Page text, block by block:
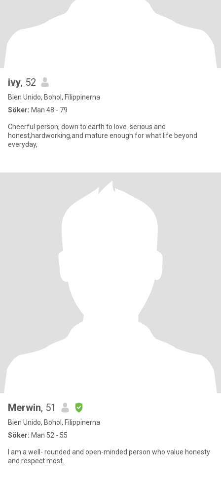
ivy, 52
Bien Unido, Bohol, Filippinerna
Söker: Man 48 - 79
Cheerful person, down to earth to love .serious and
honest,hardworking,and mature enough for what life beyond
everyday,
Merwin, 51
Bien Unido, Bohol, Filippinerna
Söker: Man 52 - 55
I am a well- rounded and open-minded person who value honesty
and respect most.